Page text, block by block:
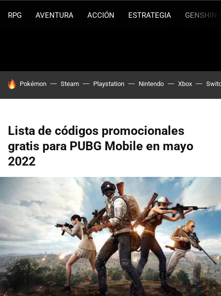
RPG AVENTURA ACCIÓN ESTRATEGIA GENSHIN
HOY SE HABLA DE
Pokémon Steam Playstation Nintendo Xbox
Lista de códigos promocionales
gratis para PUBG Mobile en mayo
2022